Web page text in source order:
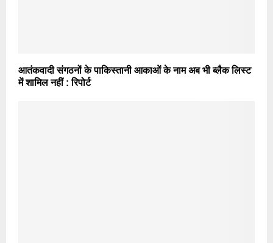
आतंकवादी संगठनों के पाकिस्तानी आकाओं के नाम अब भी ब्लैक लिस्ट
में शामिल नहीं : रिपोर्ट